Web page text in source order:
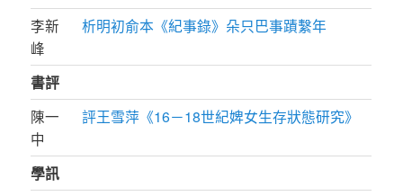
李新
峰
析明初俞本《紀事錄》朵只巴事蹟繫年
書評
陳一
中
評王雪萍《16－18世紀婢女生存狀態研究》
學訊